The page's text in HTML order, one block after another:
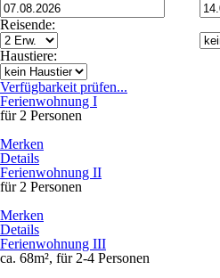
Reisende:
Haustiere:
Verfügbarkeit prüfen...
Ferienwohnung I
für 2 Personen
Merken
Details
Ferienwohnung II
für 2 Personen
Merken
Details
Ferienwohnung III
ca. 68m², für 2-4 Personen